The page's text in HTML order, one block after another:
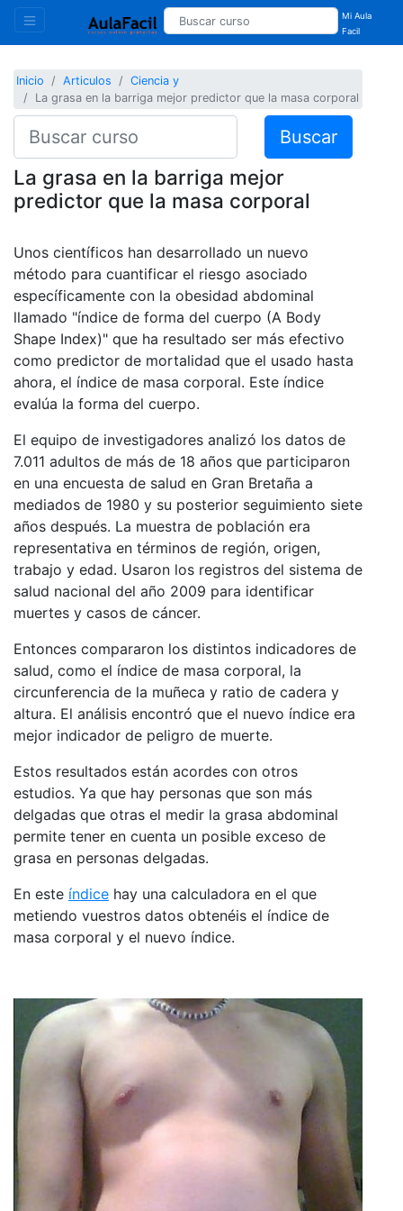
Mi Aula
Facil
Inicio Articulos
Ciencia y
La grasa en la barriga mejor predictor que la masa corporal
Buscar
La grasa en la barriga mejor
predictor que la masa corporal
Unos científicos han desarrollado un nuevo
método para cuantificar el riesgo asociado
específicamente con la obesidad abdominal
llamado "índice de forma del cuerpo (A Body
Shape Index)" que ha resultado ser más efectivo
como predictor de mortalidad que el usado hasta
ahora, el índice de masa corporal. Este índice
evalúa la forma del cuerpo.
El equipo de investigadores analizó los datos de
7.011 adultos de más de 18 años que participaron
en una encuesta de salud en Gran Bretaña a
mediados de 1980 y su posterior seguimiento siete
años después. La muestra de población era
representativa en términos de región, origen,
trabajo y edad. Usaron los registros del sistema de
salud nacional del año 2009 para identificar
muertes y casos de cáncer.
Entonces compararon los distintos indicadores de
salud, como el índice de masa corporal, la
circunferencia de la muñeca y ratio de cadera y
altura. El análisis encontró que el nuevo índice era
mejor indicador de peligro de muerte.
Estos resultados están acordes con otros
estudios. Ya que hay personas que son más
delgadas que otras el medir la grasa abdominal
permite tener en cuenta un posible exceso de
grasa en personas delgadas.
En este índice hay una calculadora en el que
metiendo vuestros datos obtenéis el índice de
masa corporal y el nuevo índice.